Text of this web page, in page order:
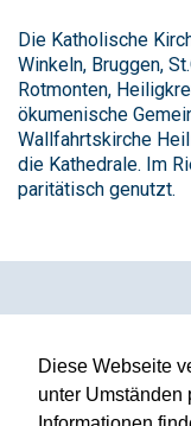
Diese Webseite
unter Umständen
Die Katholische
Winkeln, Bruggen,
Rotmonten,
ökumenische
Wallfahrtskirche
die Kathedrale. Im
paritätisch genutzt.